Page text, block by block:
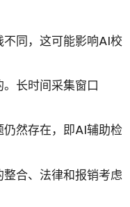
同，这可能影响AI校
长时间采集窗口
然存在，即AI辅助检
合、法律和报销考虑